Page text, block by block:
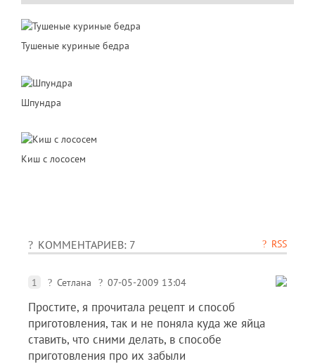
Тушеные куриные бедра
Шпундра
Киш с лососем
КОММЕНТАРИЕВ: 7 RSS
1 Сетлана 07-05-2009 13:04
Простите, я прочитала рецепт и способ
приготовления, так и не поняла куда же яйца
ставить, что сними делать, в способе
приготовления про их забыли